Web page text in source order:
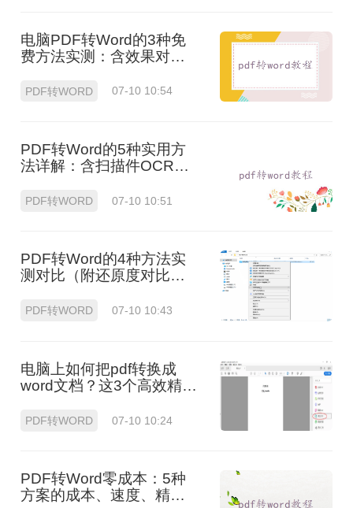
电脑PDF转Word的3种免
费方法实测：含效果对比
PDF转WORD 07-10 10:54
PDF转Word的5种实用方
法详解：含扫描件OCR处
PDF转WORD 07-10 10:51
PDF转Word的4种方法实
测对比（附还原度对比
PDF转WORD 07-10 10:43
电脑上如何把pdf转换成
word文档？这3个高效精准
倍！
PDF转WORD 07-10 10:24
PDF转Word零成本：5种
方案的成本、速度、精度